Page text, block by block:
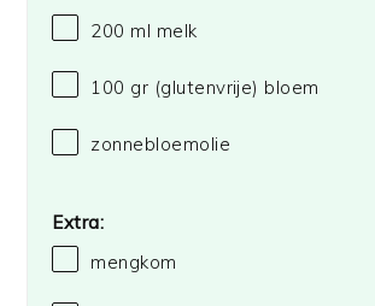
200 ml melk
100 gr (glutenvrije) bloem
zonnebloemolie
Extra:
mengkom